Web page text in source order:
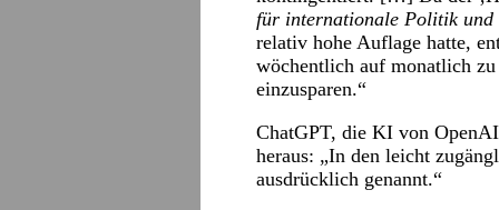
für internationale Politik und
relativ hohe Auflage hatte,
wöchentlich auf monatlich
einzusparen.“
ChatGPT, die KI von
heraus: „In den leicht
ausdrücklich genannt.“